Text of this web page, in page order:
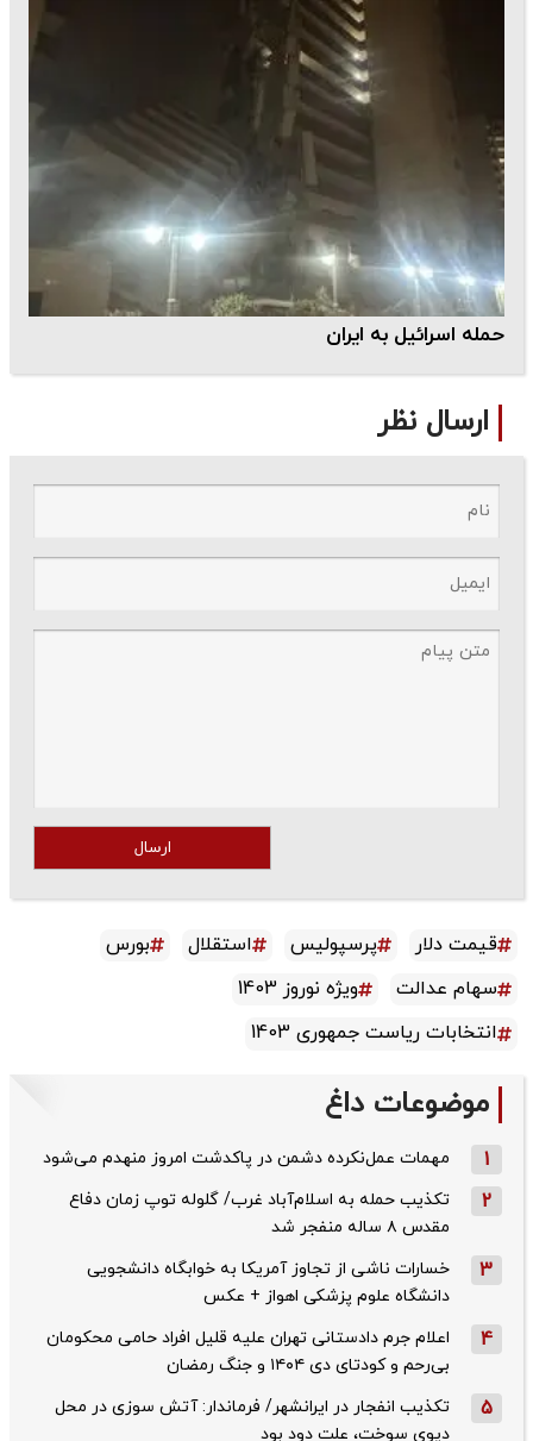
حمله اسرائیل به ایران
ارسال نظر
ارسال
قیمت دلار پرسپولیس استقلال
بورس
سهام عدالت
ویژه نوروز 1403
انتخابات ریاست جمهوری 1403
موضوعات داغ
1 مهمات عمل‌نکرده دشمن در پاکدشت امروز منهدم می‌شود
2
تکذیب حمله به اسلام‌آباد غرب/ گلوله توپ زمان دفاع
مقدس ۸ ساله منفجر شد
3
خسارات ناشی از تجاوز آمریکا به خوابگاه دانشجویی
دانشگاه علوم پزشکی اهواز + عکس
4
اعلام جرم دادستانی تهران علیه قلیل افراد حامی محکومان
بی‌رحم و کودتای دی‌ ۱۴۰۴ و جنگ رمضان
5
تکذیب ‌انفجار در ایرانشهر/ فرماندار: آتش سوزی در محل
دپوی سوخت، علت دود بود